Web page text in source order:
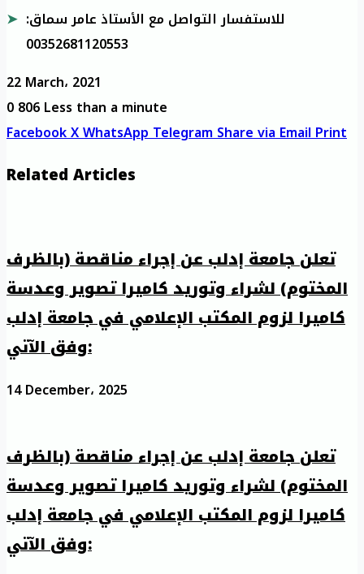
للاستفسار التواصل مع الأستاذ عامر سماق:
00352681120553
22 March، 2021
0806Less than a minute
FacebookXWhatsAppTelegramShare via EmailPrint
Related Articles
تعلن جامعة إدلب عن إجراء مناقصة (بالظرف
المختوم) لشراء وتوريد كاميرا تصوير وعدسة
كاميرا لزوم المكتب الإعلامي في جامعة إدلب
وفق الآتي:
14 December، 2025
تعلن جامعة إدلب عن إجراء مناقصة (بالظرف
المختوم) لشراء وتوريد كاميرا تصوير وعدسة
كاميرا لزوم المكتب الإعلامي في جامعة إدلب
وفق الآتي: